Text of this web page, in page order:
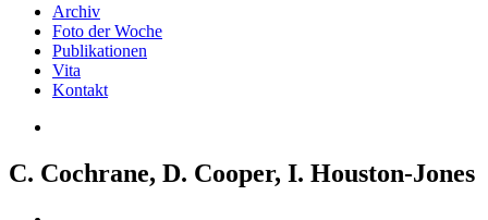
Archiv
Foto der Woche
Publikationen
Vita
Kontakt
C. Cochrane, D. Cooper, I. Houston-Jones